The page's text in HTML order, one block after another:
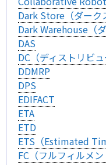
Dark Store（ダーク
Dark Warehouse（
DAS
DC（ディストリビ
DDMRP
DPS
EDIFACT
ETA
ETD
ETS（Estimated
FC（フルフィルメン